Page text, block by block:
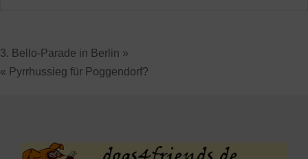
3. Bello-Parade in Berlin »
« Pyrrhussieg für Poggendorf?